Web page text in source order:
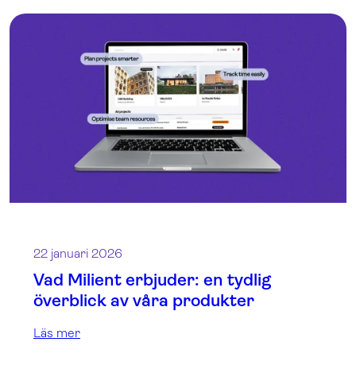
22 januari 2026
Vad Milient erbjuder: en tydlig
överblick av våra produkter
Läs mer